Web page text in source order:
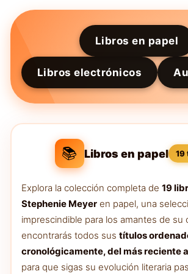
Libros en papel
Libros electrónicos
📚 Libros en papel 19
Explora la colección completa de 19
Stephenie Meyer en papel, una
imprescindible para los amantes de su
encontrarás todos sus títulos
cronológicamente, del más reciente
para que sigas su evolución literaria